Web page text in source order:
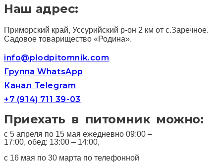
Наш адрес:
Приморский край, Уссурийский р-он 2 км от с.Заречное.
Садовое товарищество «Родина».
info@plodpitomnik.com
Группа WhatsApp
Канал Telegram
+7 (914) 711 39-03
Приехать в питомник можно:
с 5 апреля по 15 мая ежедневно 09:00 –
17:00, обед: 13:00 – 14:00,
с 16 мая по 30 марта по телефонной